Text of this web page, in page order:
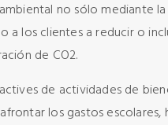
no sólo mediante
a los clientes a reducir o
de CO2.
de actividades de
los gastos